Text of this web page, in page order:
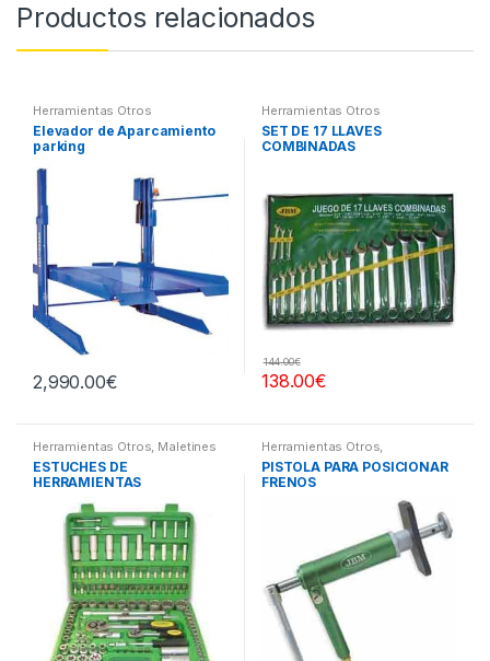
Productos relacionados
Herramientas Otros
Elevador de Aparcamiento
parking
2,990.00€
Herramientas Otros
SET DE 17 LLAVES
COMBINADAS
138.00€
144.00€
Herramientas Otros, Maletines
Herramientas, Extractores,
Compresímetros, otros
ESTUCHES DE
HERRAMIENTAS
Herramientas Otros,
Herramientas Frenos y
Refrigeración
PISTOLA PARA POSICIONAR
FRENOS